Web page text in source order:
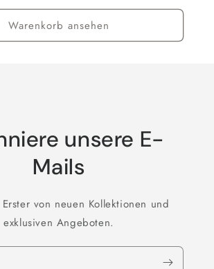
Warenkorb ansehen
unsere E-
Mails
Erster von neuen Kollektionen und
exklusiven Angeboten.